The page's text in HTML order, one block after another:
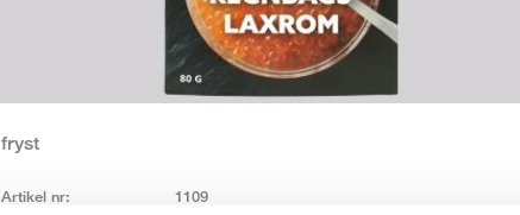
fryst
Artikel nr:
1109